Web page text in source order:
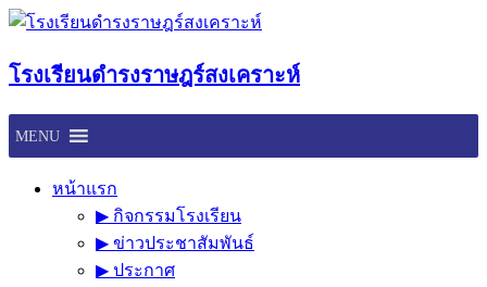
Skip
โรงเรียนดำรงราษฎร์สงเคราะห์
MENU
หน้าแรก
▶︎ กิจกรรมโรงเรียน
▶︎ ข่าวประชาสัมพันธ์
▶︎ ประกาศ